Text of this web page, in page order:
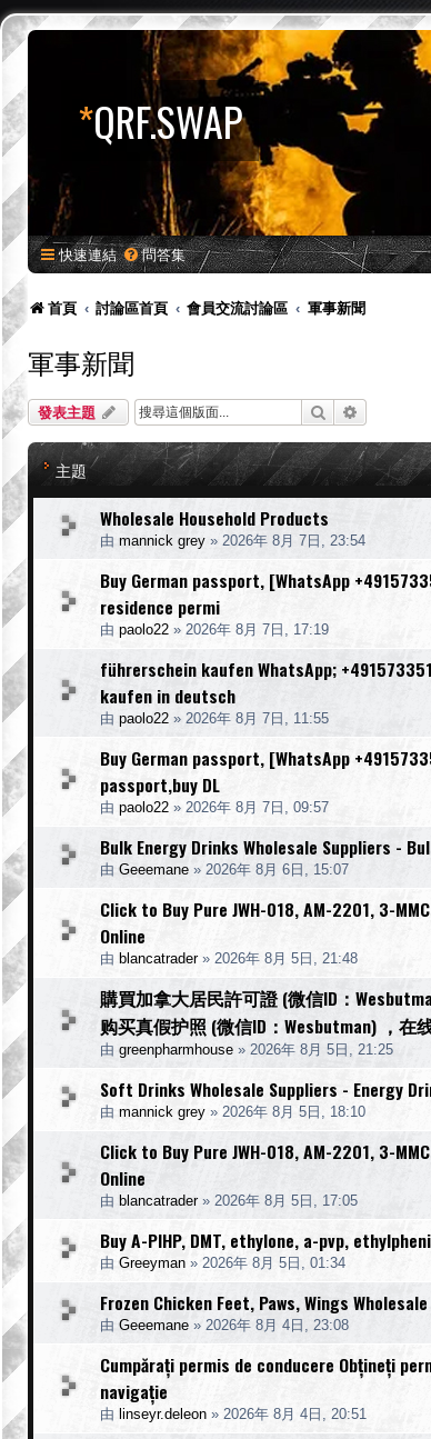
*QRF.SWAP
快速連結 問答集
首頁 討論區首頁 會員交流討論區 軍事新聞
軍事新聞
發表主題 搜尋
主題
Wholesale Household Products
由 mannick grey » 2026年 8月 7日, 23:54
Buy German passport, [WhatsApp
residence permi
由 paolo22 » 2026年 8月 7日, 17:19
führerschein kaufen WhatsApp;
kaufen in deutsch
由 paolo22 » 2026年 8月 7日, 11:55
Buy German passport, [WhatsApp
passport,buy DL
由 paolo22 » 2026年 8月 7日, 09:57
Bulk Energy Drinks Wholesale Suppliers -
由 Geeemane » 2026年 8月 6日, 15:07
Click to Buy Pure JWH-018, AM-2201, 3-
Online
由 blancatrader» 2026年 8月 5日, 21:48
購買加拿大居民許可證 (微信ID：
购买真假护照 (微信ID：Wesbutman) ，在
由 greenpharmhouse » 2026年 8月 5日, 21:25
Soft Drinks Wholesale Suppliers - Energy
由 mannick grey » 2026年 8月 5日, 18:10
Click to Buy Pure JWH-018, AM-2201, 3-
Online
由 blancatrader» 2026年 8月 5日, 17:05
Buy A-PIHP, DMT, ethylone, a-pvp,
由 Greeyman » 2026年 8月 5日, 01:34
Frozen Chicken Feet, Paws, Wings
由 Geeemane » 2026年 8月 4日, 23:08
Cumpărați permis de conducere Obțineți
navigație
由 linseyr.deleon » 2026年 8月 4日, 20:51